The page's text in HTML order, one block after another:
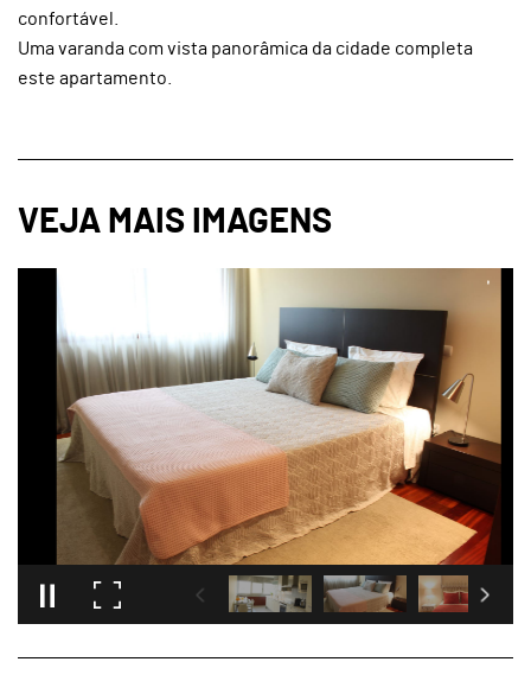
confortável.
Uma varanda com vista panorâmica da cidade completa
este apartamento.